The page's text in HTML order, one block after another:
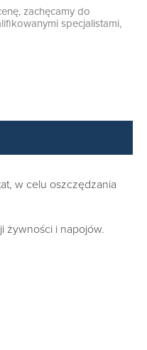
zachęcamy do
specjalistami,
w celu oszczędzania
żywności i napojów.